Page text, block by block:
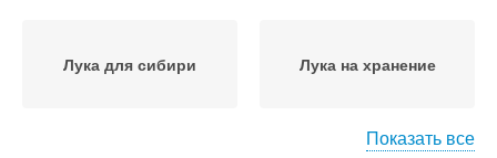
Лука для сибири Лука на хранение
Показать все